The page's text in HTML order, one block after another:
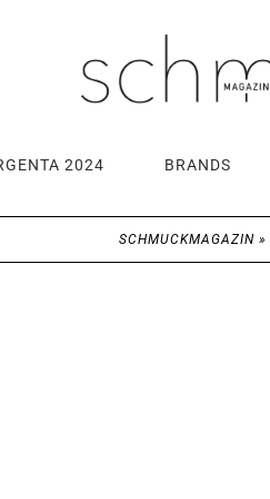
2024 BRANDS
SCHMUCKMAGAZIN»